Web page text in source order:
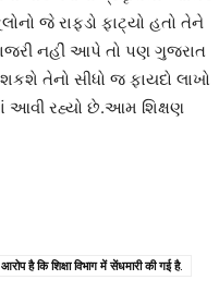
જે રાફડો ફાટ્યો હતો તેને
નહીં આપે તો પણ ગુજરાત
તેનો સીધો જ ફાયદો લાખો
આવી રહ્યો છે.આમ શિક્ષણ
है कि शिक्षा विभाग में सेंधमारी की गई है.